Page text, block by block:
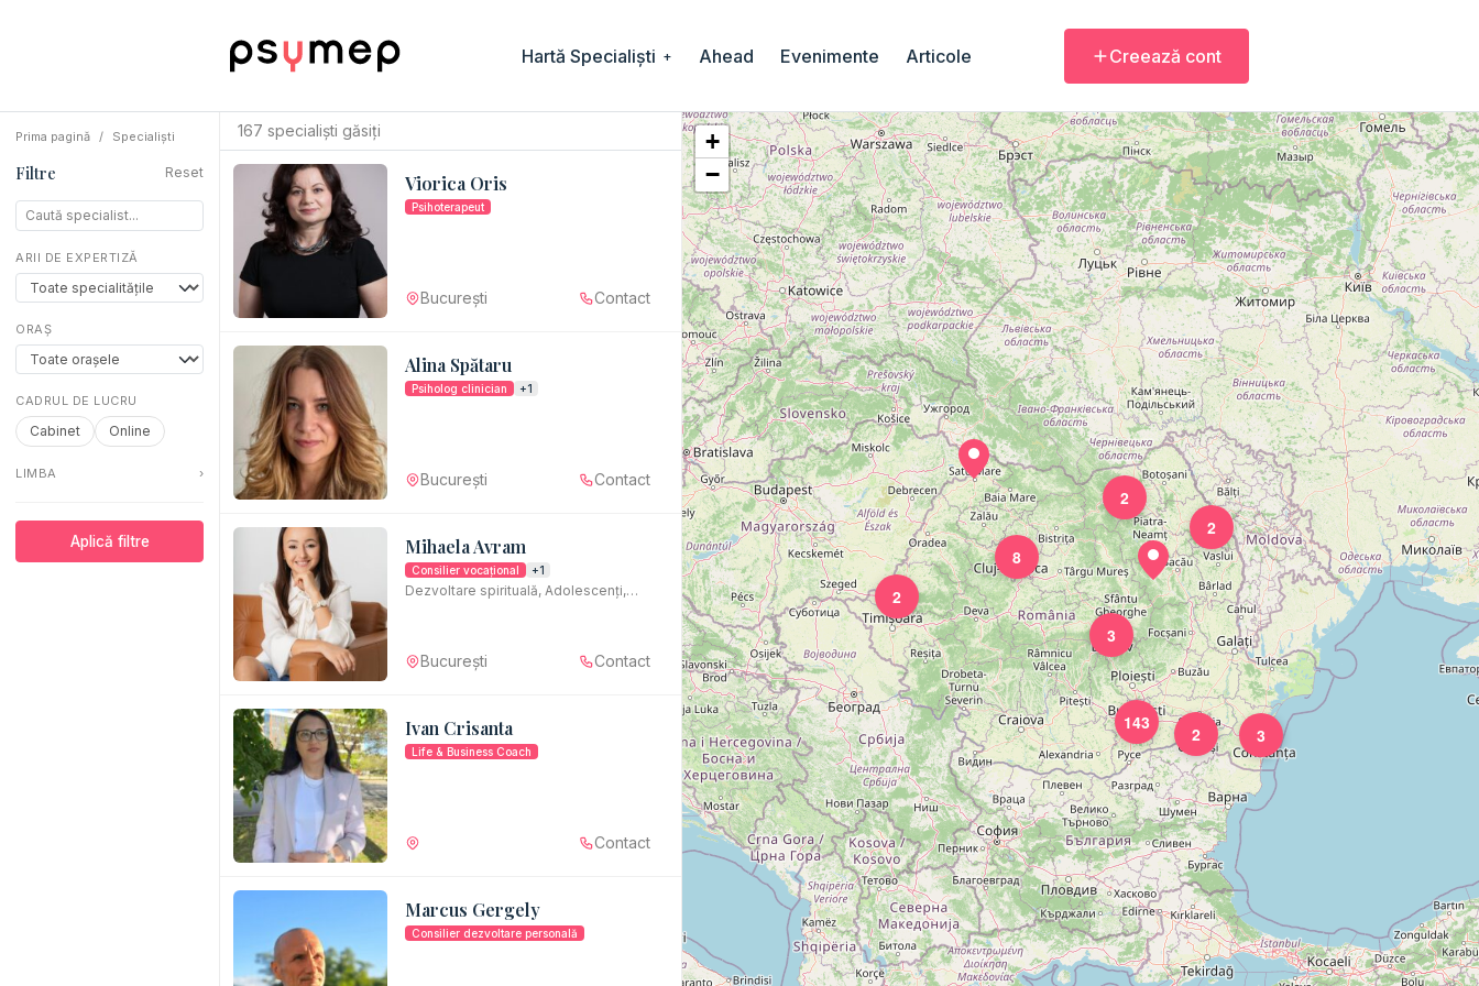
Hartă Specialiști + Ahead Evenimente Articole Creează cont
Prima pagină Specialiști
Filtre Reset
ARII DE EXPERTIZĂ
ORAȘ
CADRUL DE LUCRU
Cabinet Online
LIMBA ›
Aplică filtre
167 specialiști găsiți
Viorica Oris
Psihoterapeut
București Contact
Alina Spătaru
Psiholog clinician +1
București Contact
Mihaela Avram
Consilier vocațional +1
Dezvoltare spirituală, Adolescenți,
București Contact
Ivan Crisanta
Life & Business Coach
Contact
Marcus Gergely
Consilier dezvoltare personală
2
2
2
8
2 3
3
143
+
−